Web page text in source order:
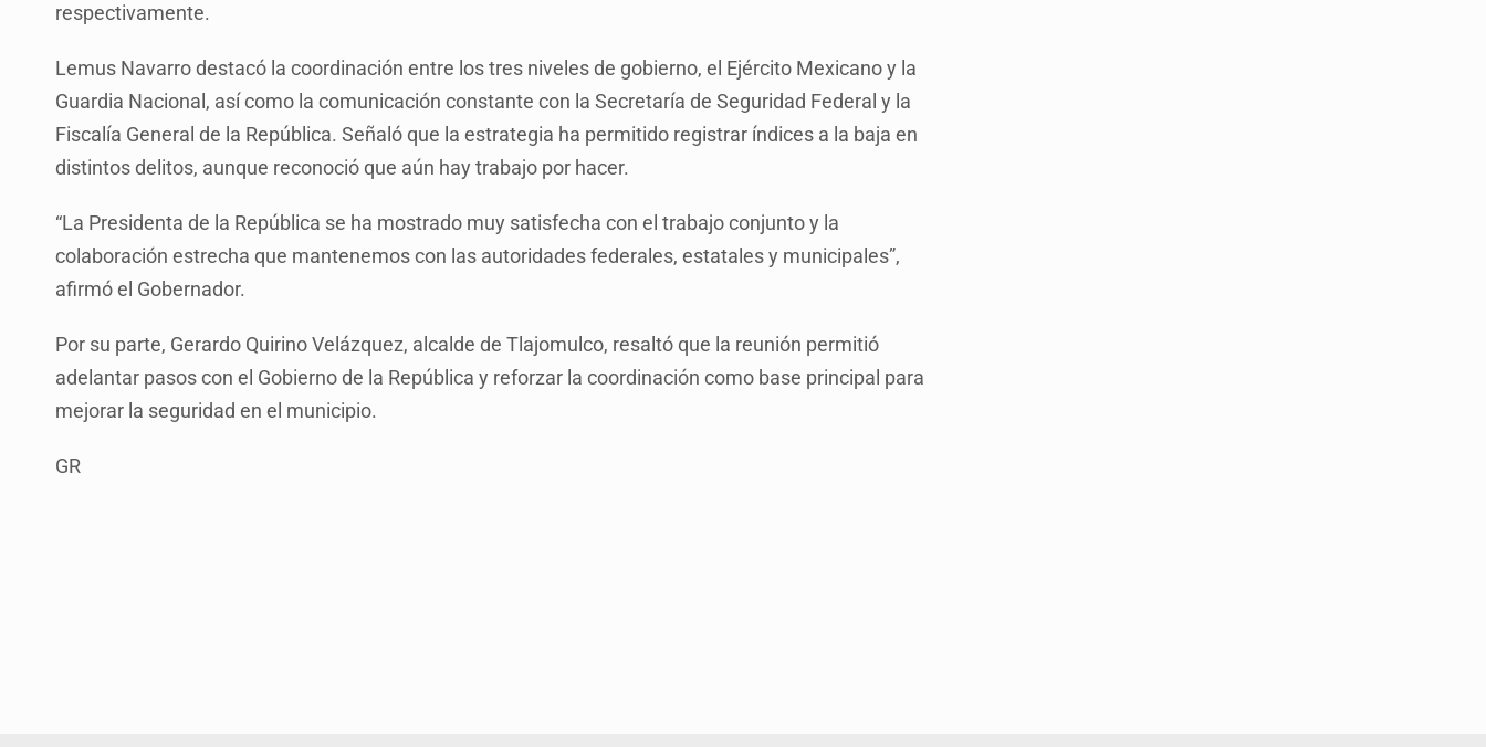
respectivamente.
Lemus Navarro destacó la coordinación entre los tres niveles de gobierno, el Ejército Mexicano y la
Guardia Nacional, así como la comunicación constante con la Secretaría de Seguridad Federal y la
Fiscalía General de la República. Señaló que la estrategia ha permitido registrar índices a la baja en
distintos delitos, aunque reconoció que aún hay trabajo por hacer.
“La Presidenta de la República se ha mostrado muy satisfecha con el trabajo conjunto y la
colaboración estrecha que mantenemos con las autoridades federales, estatales y municipales”,
afirmó el Gobernador.
Por su parte, Gerardo Quirino Velázquez, alcalde de Tlajomulco, resaltó que la reunión permitió
adelantar pasos con el Gobierno de la República y reforzar la coordinación como base principal para
mejorar la seguridad en el municipio.
GR